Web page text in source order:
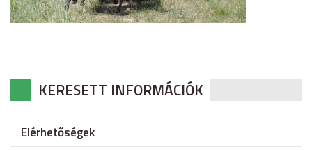
KERESETT INFORMÁCIÓK
Elérhetőségek